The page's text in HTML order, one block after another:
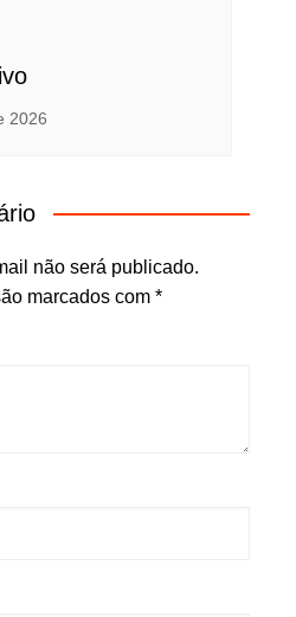
2026
não será publicado.
marcados com *